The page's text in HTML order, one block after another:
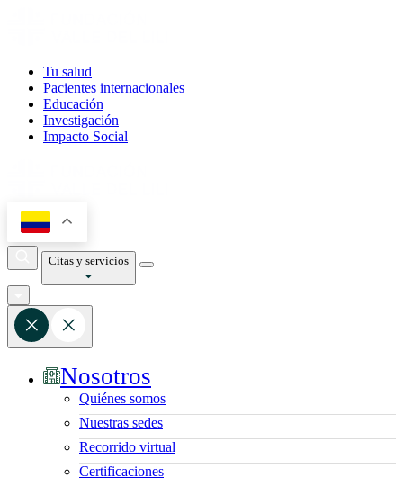
Tu salud
Pacientes internacionales
Educación
Investigación
Impacto Social
Citas y servicios
Nosotros
Quiénes somos
Nuestras sedes
Recorrido virtual
Certificaciones